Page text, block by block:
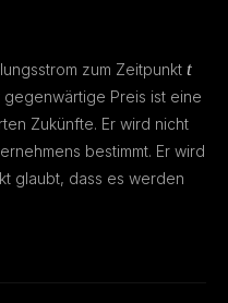
zum Zeitpunkt t
t
Preis ist eine
Zukünfte. Er wird nicht
bestimmt. Er wird
glaubt, dass es werden